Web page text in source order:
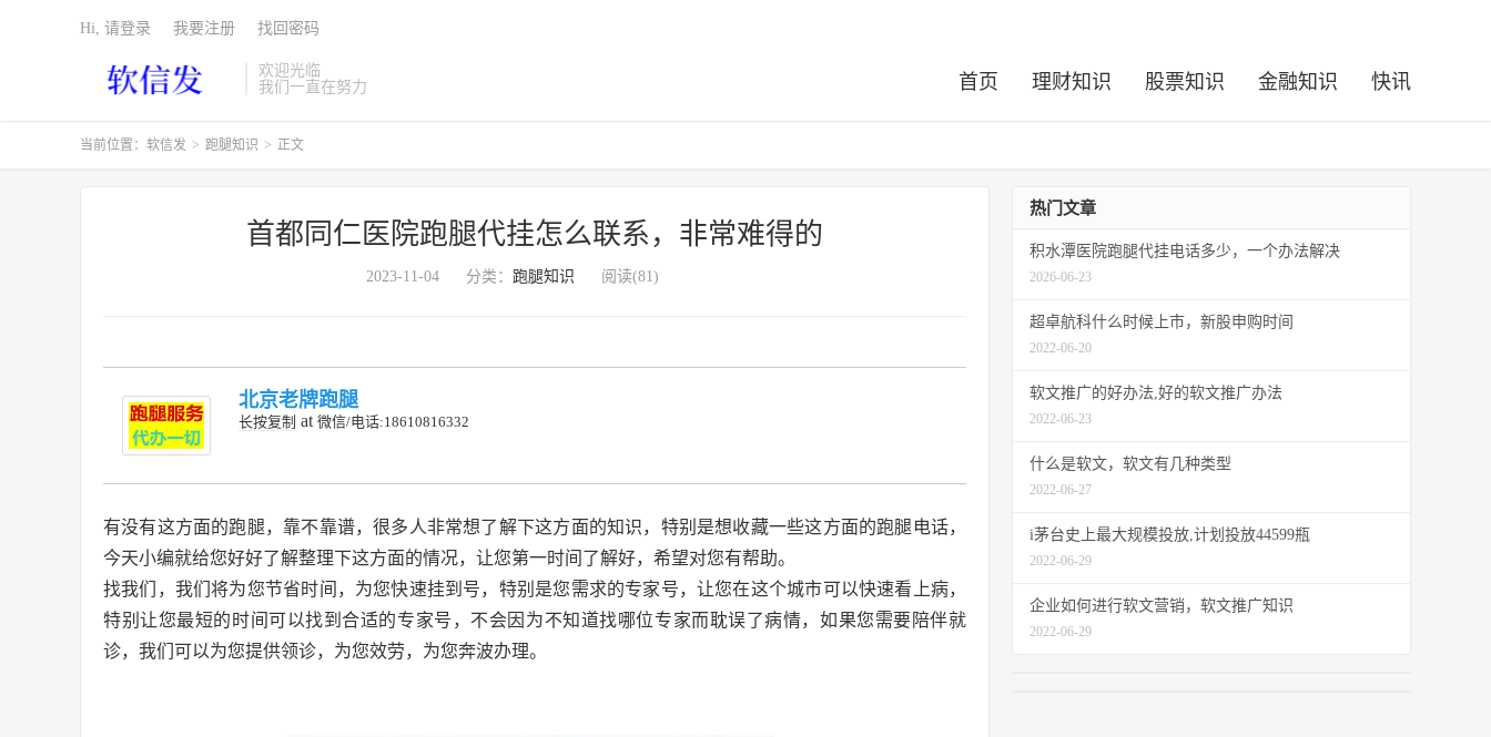
欢迎光临
我们一直在努力
首页 理财知识 股票知识 金融知识 快讯
Hi, 请登录 我要注册 找回密码
当前位置： 软信发 > 跑腿知识 > 正文
首都同仁医院跑腿代挂怎么联系，非常难得的
2023-11-04 分类： 跑腿知识 阅读(81)
北京老牌跑腿
长按复制 at 微信/电话:18610816332
有没有这方面的跑腿，靠不靠谱，很多人非常想了解下这方面的知识，特别是想收藏一些这方面的跑腿电话，
今天小编就给您好好了解整理下这方面的情况，让您第一时间了解好，希望对您有帮助。
找我们，我们将为您节省时间，为您快速挂到号，特别是您需求的专家号，让您在这个城市可以快速看上病，
特别让您最短的时间可以找到合适的专家号，不会因为不知道找哪位专家而耽误了病情，如果您需要陪伴就
诊，我们可以为您提供领诊，为您效劳，为您奔波办理。
热门文章
积水潭医院跑腿代挂电话多少，一个办法解决
2026-06-23
超卓航科什么时候上市，新股申购时间
2022-06-20
软文推广的好办法,好的软文推广办法
2022-06-23
什么是软文，软文有几种类型
2022-06-27
i茅台史上最大规模投放,计划投放44599瓶
2022-06-29
企业如何进行软文营销，软文推广知识
2022-06-29